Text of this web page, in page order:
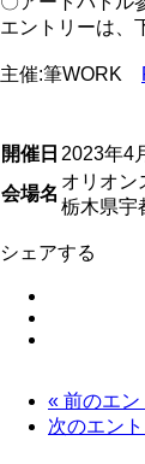
エントリーは、
主催:筆WORK
開催日 2023年4
会場名
オリオン
栃木県宇
シェアする
« 前のエン
次のエン